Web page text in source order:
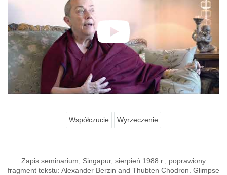
Współczucie Wyrzeczenie
Zapis seminarium, Singapur, sierpień 1988 r., poprawiony
fragment tekstu: Alexander Berzin and Thubten Chodron. Glimpse